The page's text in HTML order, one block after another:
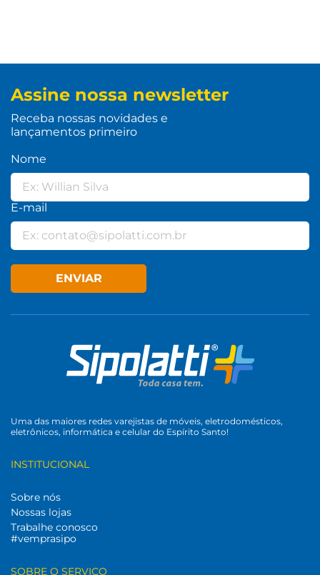
Assine nossa newsletter
Receba nossas novidades e
lançamentos primeiro
Nome
E-mail
ENVIAR
Uma das maiores redes varejistas de móveis, eletrodomésticos,
eletrônicos, informática e celular do Espírito Santo!
INSTITUCIONAL
Sobre nós
Nossas lojas
Trabalhe conosco
#vemprasipo
SOBRE O SERVIÇO